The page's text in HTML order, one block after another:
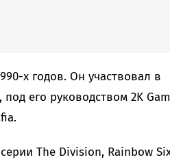
х годов. Он участвовал в
его руководством 2K
The Division, Rainbow